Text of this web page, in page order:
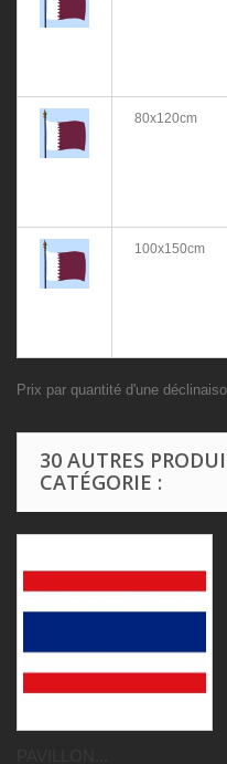
80x120cm
100x150cm
Prix par quantité d'une
30 AUTRES
CATÉGORIE :